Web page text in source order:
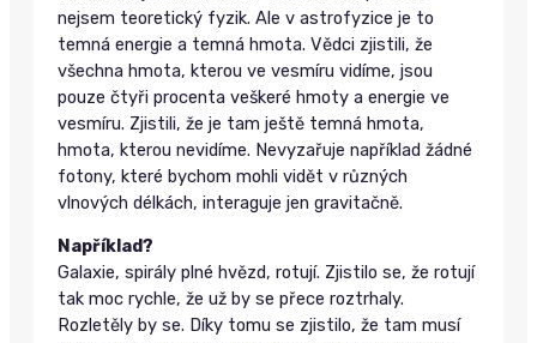
nejsem teoretický fyzik. Ale v astrofyzice je to
temná energie a temná hmota. Vědci zjistili, že
všechna hmota, kterou ve vesmíru vidíme, jsou
pouze čtyři procenta veškeré hmoty a energie ve
vesmíru. Zjistili, že je tam ještě temná hmota,
hmota, kterou nevidíme. Nevyzařuje například žádné
fotony, které bychom mohli vidět v různých
vlnových délkách, interaguje jen gravitačně.
Například?
Galaxie, spirály plné hvězd, rotují. Zjistilo se, že rotují
tak moc rychle, že už by se přece roztrhaly.
Rozletěly by se. Díky tomu se zjistilo, že tam musí